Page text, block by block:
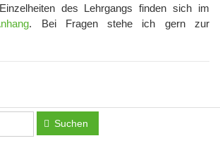
des Lehrgangs finden sich im
. Bei Fragen stehe ich gern zur
Suchen